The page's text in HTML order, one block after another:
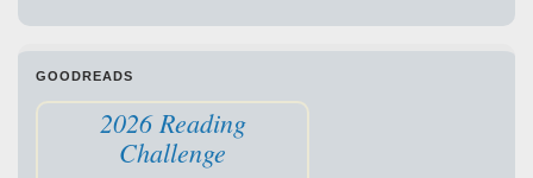
GOODREADS
2026 Reading
Challenge